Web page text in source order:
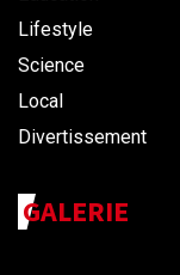
Lifestyle
Science
Local
Divertissement
GALERIE